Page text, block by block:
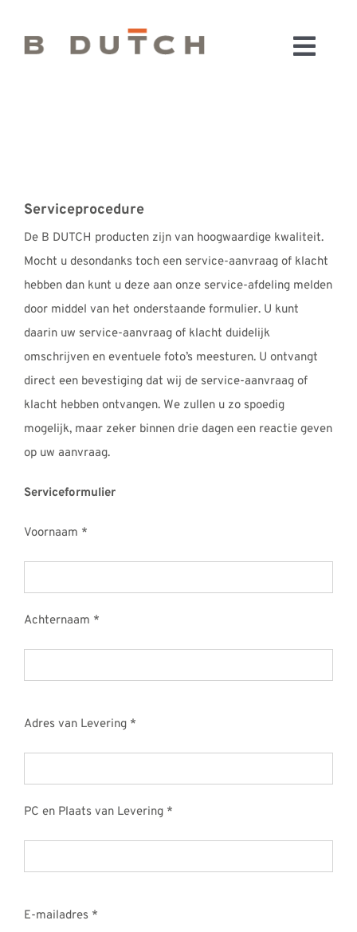
inhoud
WINKELWAGEN
OUTLET
BLOG
CONTACT
Serviceprocedure
De B DUTCH producten zijn van hoogwaardige kwaliteit.
Mocht u desondanks toch een service-aanvraag of klacht
hebben dan kunt u deze aan onze service-afdeling melden
door middel van het onderstaande formulier. U kunt
daarin uw service-aanvraag of klacht duidelijk
omschrijven en eventuele foto’s meesturen. U ontvangt
direct een bevestiging dat wij de service-aanvraag of
klacht hebben ontvangen. We zullen u zo spoedig
mogelijk, maar zeker binnen drie dagen een reactie geven
op uw aanvraag.
Serviceformulier
Voornaam *
Achternaam *
Adres van Levering *
PC en Plaats van Levering *
E-mailadres *